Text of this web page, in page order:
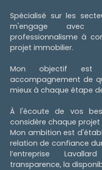
Spécialisé sur les
m'engage avec
professionnalisme à
projet immobilier.
Mon objectif
accompagnement de
mieux à chaque étape
À l'écoute de vos
considère chaque
Mon ambition est
relation de confiance
l’entreprise
transparence, la